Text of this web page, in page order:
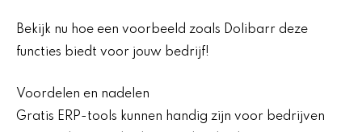
Bekijk nu hoe een voorbeeld zoals Dolibarr deze
functies biedt voor jouw bedrijf!
Voordelen en nadelen
Gratis ERP-tools kunnen handig zijn voor bedrijven